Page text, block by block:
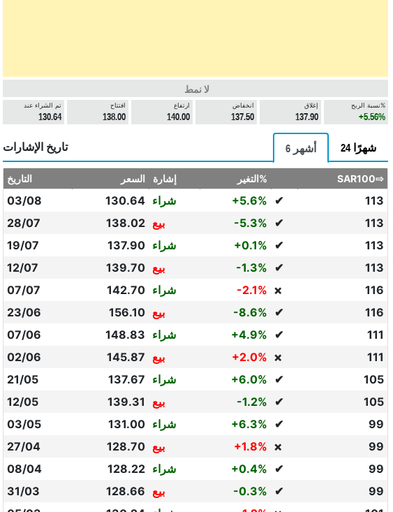
لا نمط
تم الشراء عند
130.64
افتتاح
138.00
ارتفاع
140.00
انخفاض
137.50
إغلاق
137.90
نسبة الربح%
+5.56%
تاريخ الإشارات 6 أشهر 24 شهرًا
التاريخ السعر إشارة التغير% SAR100⇨
03/08 130.64 شراء +5.6% ✔
113
28/07
138.02 بيع -5.3% ✔
113
19/07
137.90 شراء +0.1% ✔
113
12/07
139.70 بيع -1.3% ✔
113
07/07
142.70 شراء -2.1% ❌
116
23/06
156.10 بيع -8.6% ✔
116
07/06
148.83 شراء +4.9% ✔
111
02/06
145.87 بيع +2.0% ❌
111
21/05
137.67 شراء +6.0% ✔
105
12/05
139.31 بيع -1.2% ✔
105
03/05
131.00 شراء +6.3% ✔
99
27/04
128.70 بيع +1.8% ❌
99
08/04
128.22 شراء +0.4% ✔
99
31/03
128.66 بيع -0.3% ✔
99